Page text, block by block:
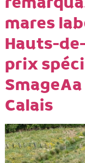
mares
Hauts-
prix
Calais